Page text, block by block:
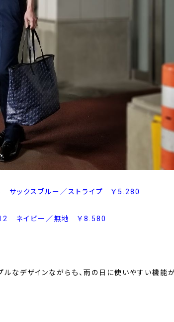
ックスブルー／ストライプ ￥5.280
ネイビー／無地 ￥8.580
ルなデザインながらも、雨の日に使いやすい機能